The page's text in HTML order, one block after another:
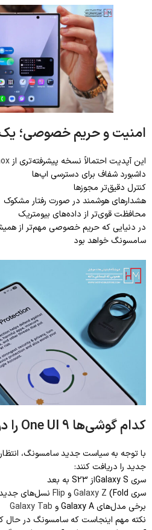
امنیت و حریم خصوصی؛ یک
این آپدیت احتمالاً نسخه پیشرفته‌تری از
داشبورد شفاف برای دسترسی اپ‌ها
کنترل دقیق‌تر مجوزها
هشدارهای هوشمند در صورت رفتار مشکوک
محافظت قوی‌تر از داده‌های بیومتریک
در دنیایی که حریم خصوصی مهم‌تر از
سامسونگ خواهد بود
کدام گوشی‌ها One UI 9 را دریافت می‌کنند؟
با توجه به سیاست جدید سامسونگ،
جدید را دریافت کنند:
سری Galaxy Sاز S23 به بعد
سری
Galaxy Z (Fold و Flip نسل‌های
برخی مدل‌های Galaxy A و
Galaxy Tab
نکته مهم اینجاست که سامسونگ در حال